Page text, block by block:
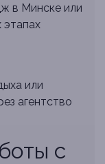
в Минске или
этапах
или
агентство
с